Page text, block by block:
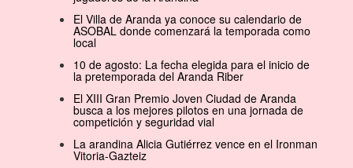
El Villa de Aranda ya conoce su calendario de
ASOBAL donde comenzará la temporada como
local
10 de agosto: La fecha elegida para el inicio de
la pretemporada del Aranda Riber
El XIII Gran Premio Joven Ciudad de Aranda
busca a los mejores pilotos en una jornada de
competición y seguridad vial
La arandina Alicia Gutiérrez vence en el Ironman
Vitoria-Gazteiz